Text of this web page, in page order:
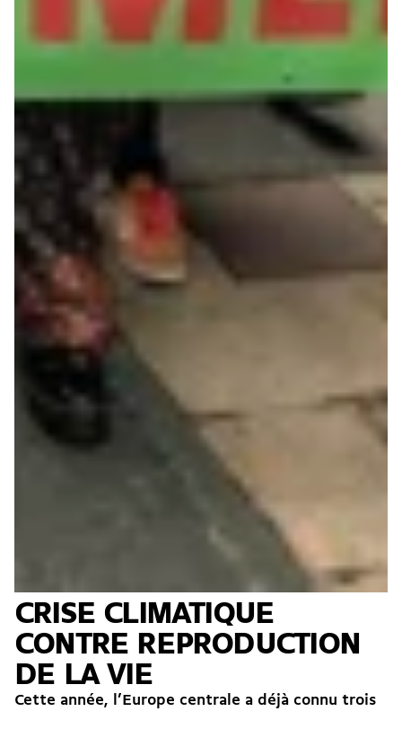
CRISE CLIMATIQUE
CONTRE REPRODUCTION
DE LA VIE
Cette année, l’Europe centrale a déjà connu trois